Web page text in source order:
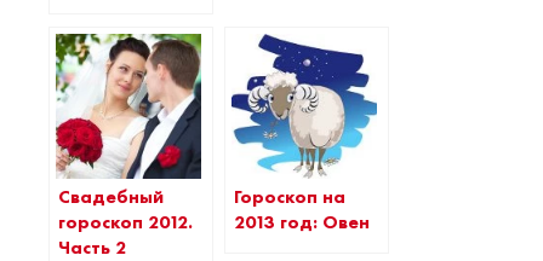
Свадебный
гороскоп 2012.
Часть 2
Гороскоп на
2013 год: Овен